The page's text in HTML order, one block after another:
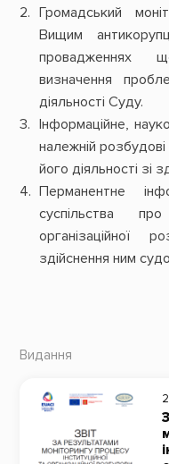
Громадський
Вищим
провадженнях
визначення
діяльності Суду.
Інформаційне,
належній
його діяльності зі
Перманентне
суспільства
здійснення ним
Видання